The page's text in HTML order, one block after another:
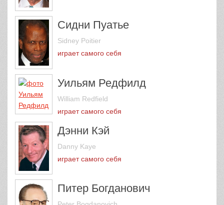
Сидни Пуатье
Sidney Poitier
играет самого себя
Уильям Редфилд
William Redfield
играет самого себя
Дэнни Кэй
Danny Kaye
играет самого себя
Питер Богданович